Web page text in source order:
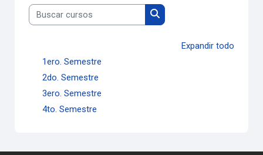
Buscar cursos
Buscar cursos
Expandir todo
1ero. Semestre
2do. Semestre
3ero. Semestre
4to. Semestre